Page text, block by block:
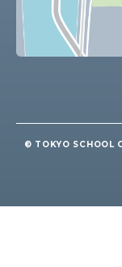
© TOKYO SCHOOL